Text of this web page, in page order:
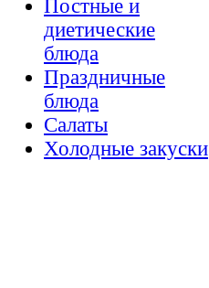
Постные и
диетические
блюда
Праздничные
блюда
Салаты
Холодные закуски